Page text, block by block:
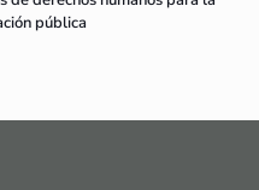
pública